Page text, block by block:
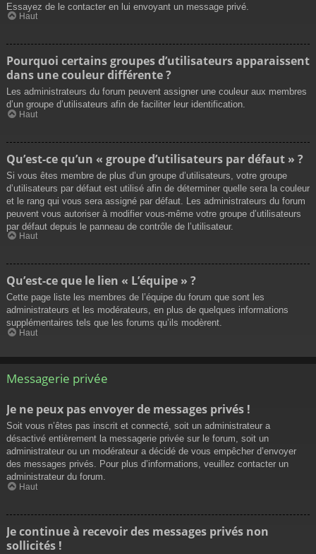
Essayez de le contacter en lui envoyant un message privé.
Haut
Pourquoi certains groupes d’utilisateurs apparaissent
dans une couleur différente ?
Les administrateurs du forum peuvent assigner une couleur aux membres
d’un groupe d’utilisateurs afin de faciliter leur identification.
Haut
Qu’est-ce qu’un « groupe d’utilisateurs par défaut » ?
Si vous êtes membre de plus d’un groupe d’utilisateurs, votre groupe
d’utilisateurs par défaut est utilisé afin de déterminer quelle sera la couleur
et le rang qui vous sera assigné par défaut. Les administrateurs du forum
peuvent vous autoriser à modifier vous-même votre groupe d’utilisateurs
par défaut depuis le panneau de contrôle de l’utilisateur.
Haut
Qu’est-ce que le lien « L’équipe » ?
Cette page liste les membres de l’équipe du forum que sont les
administrateurs et les modérateurs, en plus de quelques informations
supplémentaires tels que les forums qu’ils modèrent.
Haut
Messagerie privée
Je ne peux pas envoyer de messages privés !
Soit vous n’êtes pas inscrit et connecté, soit un administrateur a
désactivé entièrement la messagerie privée sur le forum, soit un
administrateur ou un modérateur a décidé de vous empêcher d’envoyer
des messages privés. Pour plus d’informations, veuillez contacter un
administrateur du forum.
Haut
Je continue à recevoir des messages privés non
sollicités !